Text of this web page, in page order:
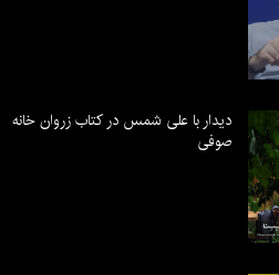
دیدار با علی شمس در کتاب زروان خانه
صوفی